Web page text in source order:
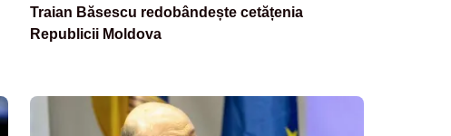
Traian Băsescu redobândește cetățenia
Republicii Moldova